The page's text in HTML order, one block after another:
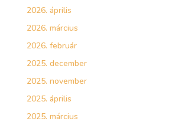
2026. április
2026. március
2026. február
2025. december
2025. november
2025. április
2025. március